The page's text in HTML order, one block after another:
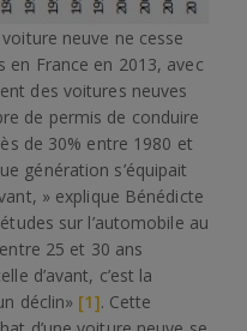
voiture neuve ne cesse
en France en 2013, avec
des voitures neuves
de permis de conduire
de 30% entre 1980 et
génération s’équipait
» explique Bénédicte
sur l’automobile au
25 et 30 ans
d’avant, c’est la
déclin» [1]. Cette